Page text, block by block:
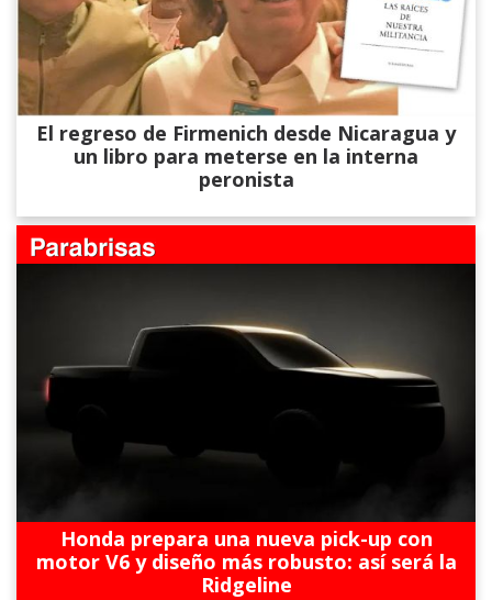
El regreso de Firmenich desde Nicaragua y
un libro para meterse en la interna
peronista
Honda prepara una nueva pick-up con
motor V6 y diseño más robusto: así será la
Ridgeline